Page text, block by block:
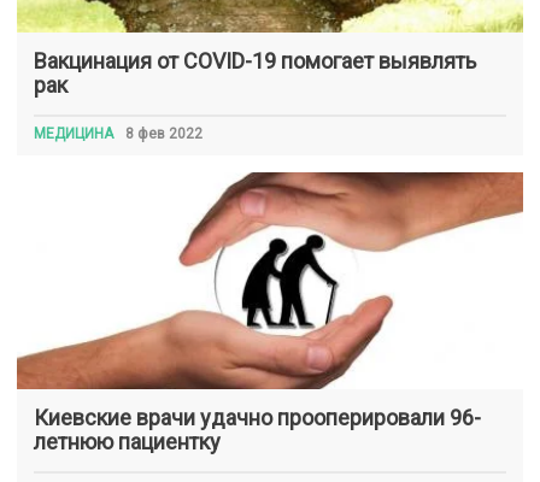
Вакцинация от COVID-19 помогает выявлять
рак
МЕДИЦИНА 8 фев 2022
Киевские врачи удачно прооперировали 96-
летнюю пациентку